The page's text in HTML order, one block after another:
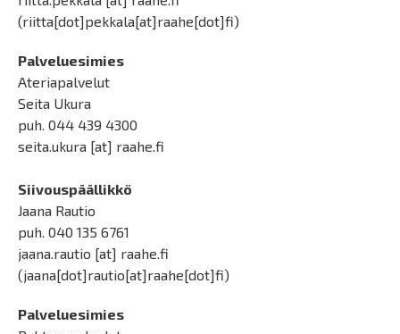
(riitta[dot]pekkala[at]raahe[dot]fi)
Palveluesimies
Ateriapalvelut
Seita Ukura
puh. 044 439 4300
seita.ukura [at] raahe.fi
Siivouspäällikkö
Jaana Rautio
puh. 040 135 6761
jaana.rautio [at] raahe.fi
(jaana[dot]rautio[at]raahe[dot]fi)
Palveluesimies